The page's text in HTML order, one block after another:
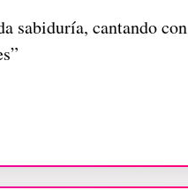
sabiduría, cantando con